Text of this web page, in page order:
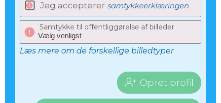
Jeg accepterer samtykkeerklæringen
Samtykke til offentliggørelse af billeder
Læs mere om de forskellige billedtyper
Opret profil